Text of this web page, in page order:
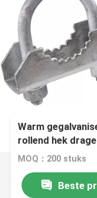
Warm
rollend hek
MOQ：200 stuks
Beste